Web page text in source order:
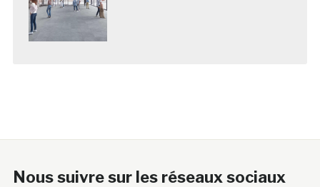
Nous suivre sur les réseaux sociaux